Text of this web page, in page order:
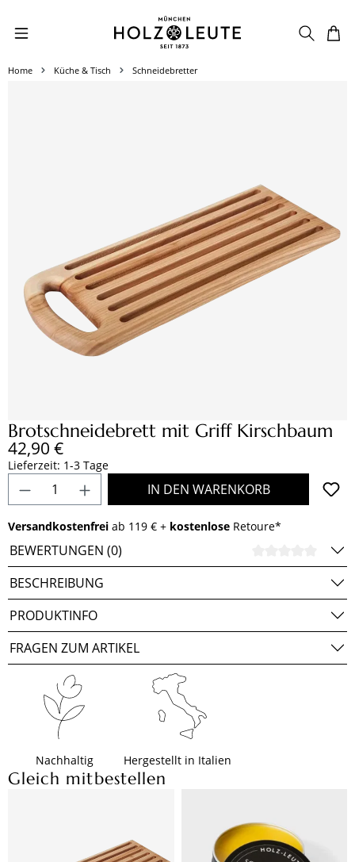
Zum Hauptinhalt springen
Home Küche & Tisch Schneidebretter
Brotschneidebrett mit Griff Kirschbaum
Regulärer Preis:
42,90 €
Lieferzeit: 1-3 Tage
Produkt Anzahl: Gib den gewünschten
IN DEN WARENKORB
Versandkostenfrei ab 119 € + kostenlose Retoure*
BEWERTUNGEN (0)
BESCHREIBUNG
PRODUKTINFO
FRAGEN ZUM ARTIKEL
Nachhaltig Hergestellt in Italien
Gleich mitbestellen